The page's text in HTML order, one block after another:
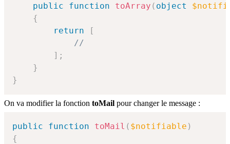
public
function toArray ( object
{
return
[
//
] ;
}
}
On va modifier la fonction toMail pour changer le message :
public function toMail ( $notifiable )
{